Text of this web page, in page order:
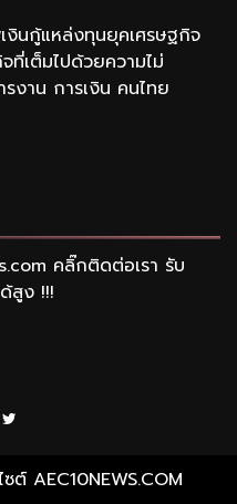
งินกู้แหล่งทุนยุคเศรษฐกิจ
เต็มไปด้วยความไม่
งาน การเงิน คนไทย
คลิ๊กติดต่อเรา รับ
สูง !!!
Twitter
AEC10NEWS.COM